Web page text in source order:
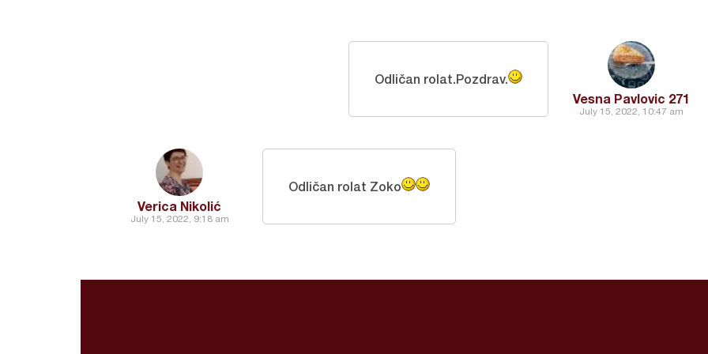
Vesna Pavlovic 271
July 15, 2022, 10:47 am
Odličan rolat.Pozdrav.
Verica Nikolić
July 15, 2022, 9:18 am
Odličan rolat Zoko